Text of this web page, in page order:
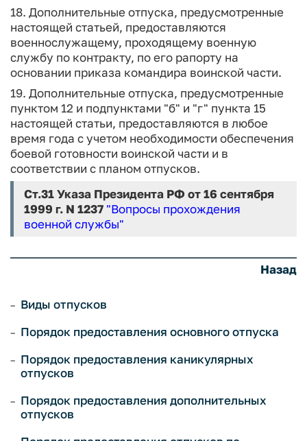
18. Дополнительные отпуска, предусмотренные
настоящей статьей, предоставляются
военнослужащему, проходящему военную
службу по контракту, по его рапорту на
основании приказа командира воинской части.
19. Дополнительные отпуска, предусмотренные
пунктом 12 и подпунктами "б" и "г" пункта 15
настоящей статьи, предоставляются в любое
время года с учетом необходимости обеспечения
боевой готовности воинской части и в
соответствии с планом отпусков.
Ст.31Указа Президента РФ от 16 сентября
1999 г. N 1237 "Вопросы прохождения
военной службы"
Назад
Виды отпусков
Порядок предоставления основного отпуска
Порядок предоставления каникулярных
отпусков
Порядок предоставления дополнительных
отпусков